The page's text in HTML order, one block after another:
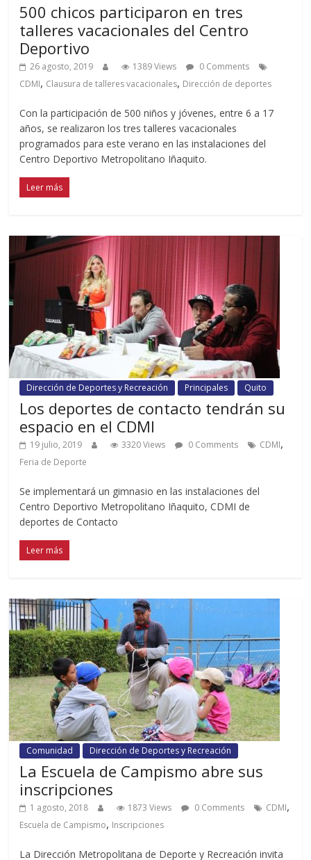
500 chicos participaron en tres
talleres vacacionales del Centro
Deportivo
26 agosto, 2019 1389 Views
0 Comments
CDMI, Clausura de talleres vacacionales, Dirección de deportes
Con la participación de 500 niños y jóvenes, entre 6 a 17
años, se realizaron los tres talleres vacacionales
programados para este verano en las instalaciones del
Centro Deportivo Metropolitano Iñaquito.
Leer más
Dirección de Deportes y Recreación Principales Quito
Los deportes de contacto tendrán su
espacio en el CDMI
19 julio, 2019 3320 Views 0 Comments CDMI,
Feria de Deporte
Se implementará un gimnasio en las instalaciones del
Centro Deportivo Metropolitano Iñaquito, CDMI de
deportes de Contacto
Leer más
Comunidad Dirección de Deportes y Recreación
La Escuela de Campismo abre sus
inscripciones
1 agosto, 2018 1873 Views 0 Comments CDMI,
Escuela de Campismo, Inscripciones
La Dirección Metropolitana de Deporte y Recreación invita